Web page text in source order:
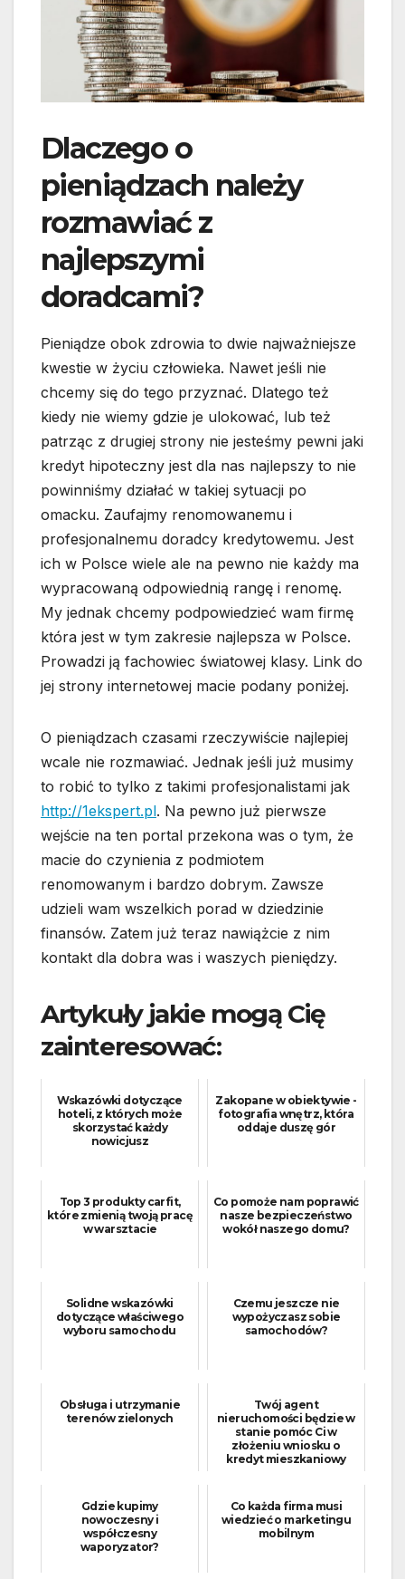
Dlaczego o
pieniądzach należy
rozmawiać z
najlepszymi
doradcami?
Pieniądze obok zdrowia to dwie najważniejsze
kwestie w życiu człowieka. Nawet jeśli nie
chcemy się do tego przyznać. Dlatego też
kiedy nie wiemy gdzie je ulokować, lub też
patrząc z drugiej strony nie jesteśmy pewni jaki
kredyt hipoteczny jest dla nas najlepszy to nie
powinniśmy działać w takiej sytuacji po
omacku. Zaufajmy renomowanemu i
profesjonalnemu doradcy kredytowemu. Jest
ich w Polsce wiele ale na pewno nie każdy ma
wypracowaną odpowiednią rangę i renomę.
My jednak chcemy podpowiedzieć wam firmę
która jest w tym zakresie najlepsza w Polsce.
Prowadzi ją fachowiec światowej klasy. Link do
jej strony internetowej macie podany poniżej.
O pieniądzach czasami rzeczywiście najlepiej
wcale nie rozmawiać. Jednak jeśli już musimy
to robić to tylko z takimi profesjonalistami jak
http://1ekspert.pl. Na pewno już pierwsze
wejście na ten portal przekona was o tym, że
macie do czynienia z podmiotem
renomowanym i bardzo dobrym. Zawsze
udzieli wam wszelkich porad w dziedzinie
finansów. Zatem już teraz nawiążcie z nim
kontakt dla dobra was i waszych pieniędzy.
Artykuły jakie mogą Cię
zainteresować:
Wskazówki dotyczące
hoteli, z których może
skorzystać każdy
nowicjusz
Zakopane w obiektywie -
fotografia wnętrz, która
oddaje duszę gór
Top 3 produkty carfit,
które zmienią twoją pracę
w warsztacie
Co pomoże nam poprawić
nasze bezpieczeństwo
wokół naszego domu?
Solidne wskazówki
dotyczące właściwego
wyboru samochodu
Czemu jeszcze nie
wypożyczasz sobie
samochodów?
Obsługa i utrzymanie
terenów zielonych
Twój agent
nieruchomości będzie w
stanie pomóc Ci w
złożeniu wniosku o
kredyt mieszkaniowy
Gdzie kupimy
nowoczesny i
współczesny
waporyzator?
Co każda firma musi
wiedzieć o marketingu
mobilnym